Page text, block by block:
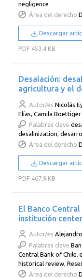
negligence
Área del derecho
Descargar
PDF 453,4 KB
Desalación:
agricultura y el
Autor/es Nicolás
Elías ,Camila Boettiger
Palabras clave
desalinization,
Área del derecho
Descargar
PDF 467,9 KB
El Banco
institución
Autor/es
Palabras clave
Central Bank of Chile ,
historical review ,
Área del derecho